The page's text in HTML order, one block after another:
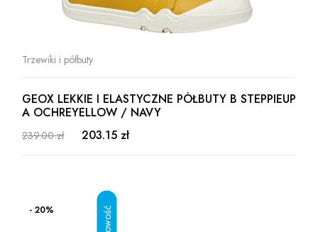
Trzewiki i półbuty
GEOX LEKKIE I ELASTYCZNE PÓŁBUTY B STEPPIEUP
A OCHREYELLOW / NAVY
239.00 zł 203.15 zł
- 20%